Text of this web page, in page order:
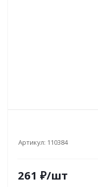
Артикул: 110384
261 ₽/шт